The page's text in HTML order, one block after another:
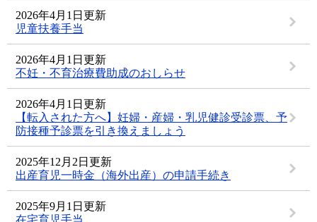
2026年4月1日更新
児童扶養手当
2026年4月1日更新
不妊・不育治療費助成のおしらせ
2026年4月1日更新
【転入された方へ】妊婦・産婦・乳児健診受診票、予
防接種予診票を引き換えましょう
2025年12月2日更新
出産育児一時金（海外出産）の申請手続き
2025年9月1日更新